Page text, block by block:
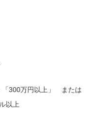
300万円以上」 または
以上